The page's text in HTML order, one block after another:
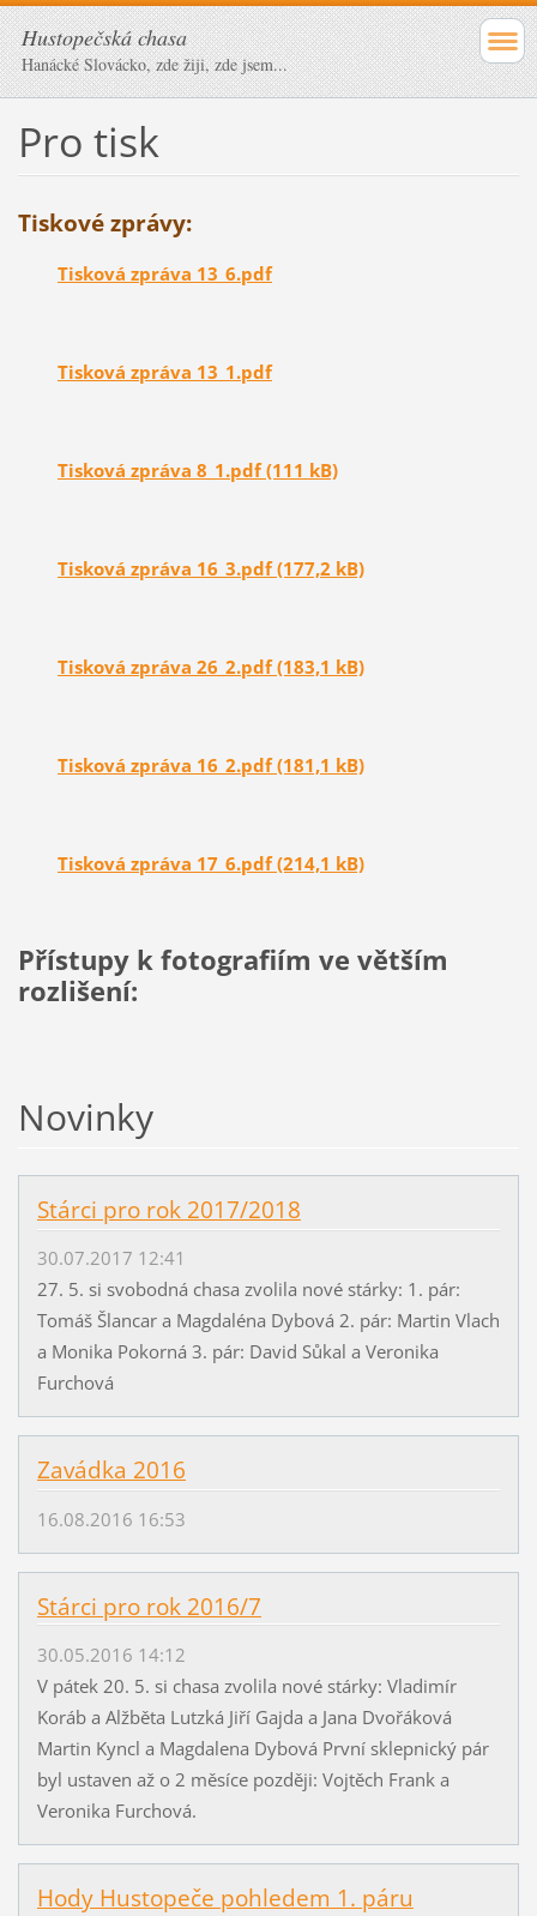
Hustopečská chasa
Hanácké Slovácko, zde žiji, zde jsem...
Pro tisk
Tiskové zprávy:
Tisková zpráva 13_6.pdf
Tisková zpráva 13_1.pdf
Tisková zpráva 8_1.pdf (111 kB)
Tisková zpráva 16_3.pdf (177,2 kB)
Tisková zpráva 26_2.pdf (183,1 kB)
Tisková zpráva 16_2.pdf (181,1 kB)
Tisková zpráva 17_6.pdf (214,1 kB)
Přístupy k fotografiím ve větším
rozlišení:
Novinky
Stárci pro rok 2017/2018
30.07.2017 12:41
27. 5. si svobodná chasa zvolila nové stárky: 1. pár:
Tomáš Šlancar a Magdaléna Dybová 2. pár: Martin Vlach
a Monika Pokorná 3. pár: David Sůkal a Veronika
Furchová
Zavádka 2016
16.08.2016 16:53
Stárci pro rok 2016/7
30.05.2016 14:12
V pátek 20. 5. si chasa zvolila nové stárky: Vladimír
Koráb a Alžběta Lutzká Jiří Gajda a Jana Dvořáková
Martin Kyncl a Magdalena Dybová První sklepnický pár
byl ustaven až o 2 měsíce později: Vojtěch Frank a
Veronika Furchová.
Hody Hustopeče pohledem 1. páru